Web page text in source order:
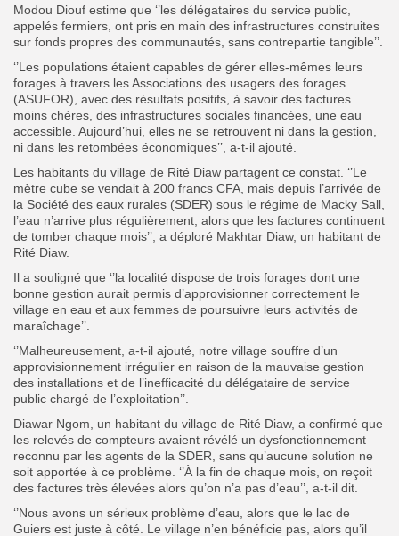
Modou Diouf estime que ‘’les délégataires du service public,
appelés fermiers, ont pris en main des infrastructures construites
sur fonds propres des communautés, sans contrepartie tangible’’.
‘’Les populations étaient capables de gérer elles-mêmes leurs
forages à travers les Associations des usagers des forages
(ASUFOR), avec des résultats positifs, à savoir des factures
moins chères, des infrastructures sociales financées, une eau
accessible. Aujourd’hui, elles ne se retrouvent ni dans la gestion,
ni dans les retombées économiques’’, a-t-il ajouté.
Les habitants du village de Rité Diaw partagent ce constat. ‘’Le
mètre cube se vendait à 200 francs CFA, mais depuis l’arrivée de
la Société des eaux rurales (SDER) sous le régime de Macky Sall,
l’eau n’arrive plus régulièrement, alors que les factures continuent
de tomber chaque mois’’, a déploré Makhtar Diaw, un habitant de
Rité Diaw.
Il a souligné que ‘’la localité dispose de trois forages dont une
bonne gestion aurait permis d’approvisionner correctement le
village en eau et aux femmes de poursuivre leurs activités de
maraîchage’’.
‘’Malheureusement, a-t-il ajouté, notre village souffre d’un
approvisionnement irrégulier en raison de la mauvaise gestion
des installations et de l’inefficacité du délégataire de service
public chargé de l’exploitation’’.
Diawar Ngom, un habitant du village de Rité Diaw, a confirmé que
les relevés de compteurs avaient révélé un dysfonctionnement
reconnu par les agents de la SDER, sans qu’aucune solution ne
soit apportée à ce problème. ‘’À la fin de chaque mois, on reçoit
des factures très élevées alors qu’on n’a pas d’eau’’, a-t-il dit.
‘’Nous avons un sérieux problème d’eau, alors que le lac de
Guiers est juste à côté. Le village n’en bénéficie pas, alors qu’il